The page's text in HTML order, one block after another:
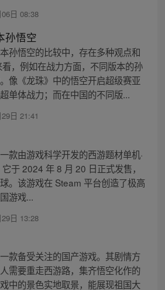
日 08:38
孙悟空
孙悟空的比较中，存在多种观点和
，例如在战力方面，不同版本的孙
像《龙珠》中的悟空开启超级赛亚
单体战力；而在中国的不同版...
日 21:41
款由游戏科学开发的西游题材单机·
于 2024 年 8 月 20 日正式发售，
。该游戏在 Steam 平台创造了极高
游戏...
日 13:28
款备受关注的国产游戏。其剧情方
需要重走西游路，集齐悟空化作的
中的景色实地取景，能展现祖国大